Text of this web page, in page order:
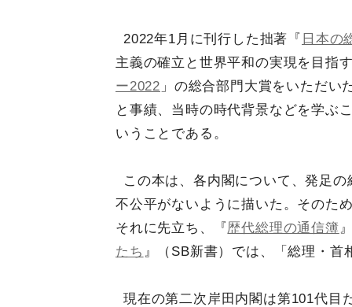
2022年1月に刊行した拙著『 日本の
主義の確立と世界平和の実現を目指
ー2022 」の総合部門大賞をいただい
と事績、当時の時代背景などを学ぶ
いうことである。
この本は、各内閣について、発足
不公平がないように描いた。そのた
それに先立ち、『歴代総理の通信簿
たち 』（SB新書）では、「総理・
現在の第二次岸田内閣は第101代目